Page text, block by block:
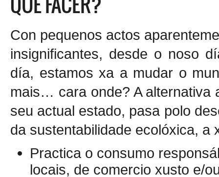
Con pequenos actos
insignificantes, desde o noso
día, estamos xa a mudar o
mais… cara onde? A alternativa
seu actual estado, pasa polo
da sustentabilidade ecolóxica, a
Practica o consumo
locais, de comercio xusto e/